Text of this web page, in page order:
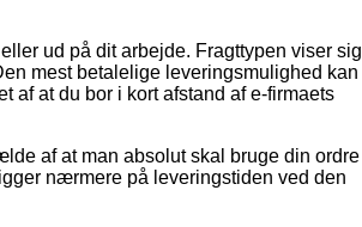
ud på dit arbejde. Fragttypen viser sig
mest betalelige leveringsmulighed kan
af at du bor i kort afstand af e-firmaets
af at man absolut skal bruge din ordre
nærmere på leveringstiden ved den